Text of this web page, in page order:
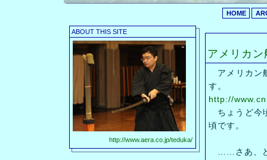
HOME
ABOUT THIS SITE
http://www.aera.co.jp/teduka/
アメリカ
アメリカン
す。
http://
ちょうど今
頃です。
……さあ、